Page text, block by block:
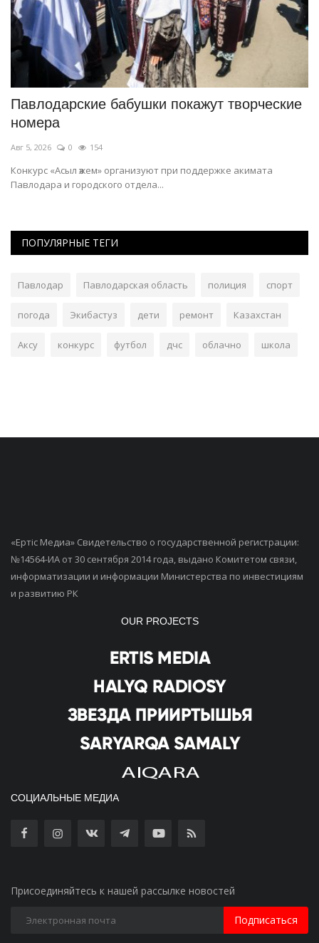
Павлодарские бабушки покажут творческие
номера
Авг 5, 2026 0 154
Конкурс «Асыл әжем» организуют при поддержке акимата
Павлодара и городского отдела...
ПОПУЛЯРНЫЕ ТЕГИ
Павлодар Павлодарская область полиция спорт
погода Экибастуз дети ремонт Казахстан
Аксу конкурс футбол дчс облачно школа
«Ертiс Медиа» Свидетельство о государственной регистрации:
№14564-ИА от 30 сентября 2014 года, выдано Комитетом связи,
информатизации и информации Министерства по инвестициям
и развитию РК
OUR PROJECTS
СОЦИАЛЬНЫЕ МЕДИА
Присоединяйтесь к нашей рассылке новостей
Подписаться